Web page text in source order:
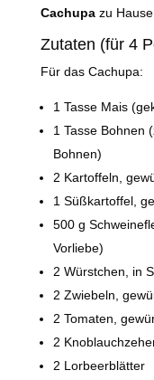
Cachupazu
Zutaten (für 4
Für das Cachupa:
1 Tasse Mais
1 Tasse Bohnen
Bohnen)
2 Kartoffeln,
1 Süßkartoffel,
500 g
Vorliebe)
2 Würstchen, in
2 Zwiebeln,
2 Tomaten,
2
2 Lorbeerblätter